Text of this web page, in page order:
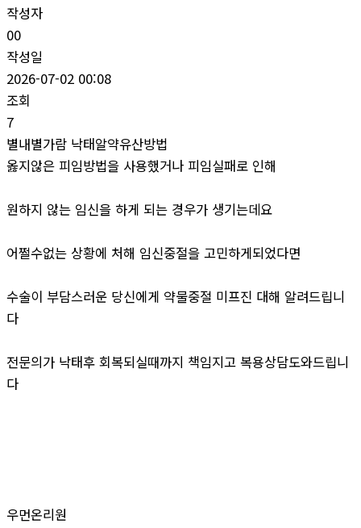
작성자
00
작성일
2026-07-02 00:08
조회
7
별내별가람 낙태알약유산방법
옳지않은 피임방법을 사용했거나 피임실패로 인해
원하지 않는 임신을 하게 되는 경우가 생기는데요
어쩔수없는 상황에 처해 임신중절을 고민하게되었다면
수술이 부담스러운 당신에게 약물중절 미프진 대해 알려드립니
다
전문의가 낙태후 회복되실때까지 책임지고 복용상담도와드립니
다
우먼온리원